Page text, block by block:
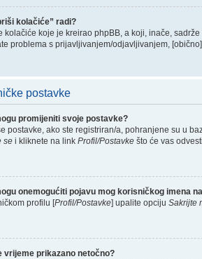
kolačiće” radi?
kolačiće koje je kreirao phpBB, a koji, inače,
problema s prijavljivanjem/odjavljivanjem,
postavke
promijeniti svoje postavke?
postavke, ako ste registriran/a, pohranjene su u
se i kliknete na link Profil/Postavke što će vas
onemogućiti pojavu mog korisničkog imena
profilu [Profil/Postavke] upalite opciju Sakrijte
vrijeme prikazano netočno?